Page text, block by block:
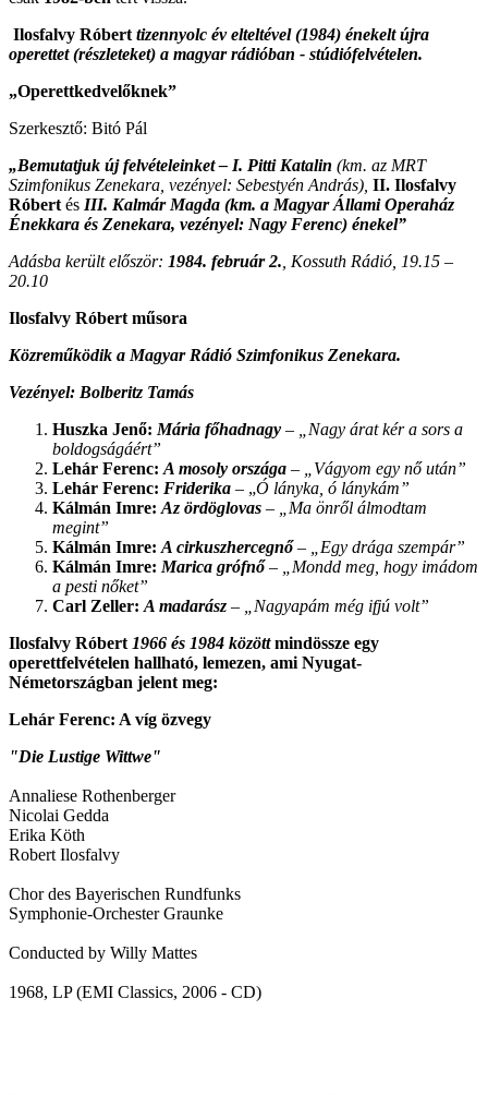
Ilosfalvy Róbert tizennyolc év elteltével (1984) énekelt újra
operettet (részleteket) a magyar rádióban - stúdiófelvételen.
„Operettkedvelőknek”
Szerkesztő: Bitó Pál
„Bemutatjuk új felvételeinket – I. Pitti Katalin (km. az MRT
Szimfonikus Zenekara, vezényel: Sebestyén András), II. Ilosfalvy
Róbert és III. Kalmár Magda (km. a Magyar Állami Operaház
Énekkara és Zenekara, vezényel: Nagy Ferenc) énekel”
Adásba került először: 1984. február 2. , Kossuth Rádió, 19.15 –
20.10
Ilosfalvy Róbert műsora
Közreműködik a Magyar Rádió Szimfonikus Zenekara.
Vezényel: Bolberitz Tamás
Huszka Jenő: Mária főhadnagy –
„Nagy árat kér a sors a
boldogságáért”
Lehár Ferenc: A mosoly országa –
„Vágyom egy nő után”
Lehár Ferenc: Friderika – „Ó lányka, ó lánykám”
Kálmán Imre: Az ördöglovas –
„Ma önről álmodtam
megint”
Kálmán Imre: A cirkuszhercegnő –
„Egy drága szempár”
Kálmán Imre: Marica grófnő–
„Mondd meg, hogy imádom
a pesti nőket”
Carl Zeller: A madarász –
„Nagyapám még ifjú volt”
Ilosfalvy Róbert 1966 és 1984 közöttmindössze egy
operettfelvételen hallható, lemezen, ami Nyugat-
Németországban jelent meg:
Lehár Ferenc: A víg özvegy
"Die Lustige Wittwe"
Annaliese Rothenberger
Nicolai Gedda
Erika Köth
Robert Ilosfalvy
Chor des Bayerischen Rundfunks
Symphonie-Orchester Graunke
Conducted by Willy Mattes
1968, LP (EMI Classics, 2006 - CD)